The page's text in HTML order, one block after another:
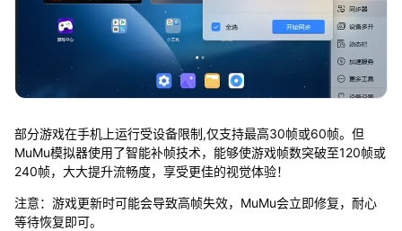
部分游戏在手机上运行受设备限制,仅支持最高30帧或60帧。但
MuMu模拟器使用了智能补帧技术，能够使游戏帧数突破至120帧或
240帧，大大提升流畅度，享受更佳的视觉体验！
注意：游戏更新时可能会导致高帧失效，MuMu会立即修复，耐心
等待恢复即可。